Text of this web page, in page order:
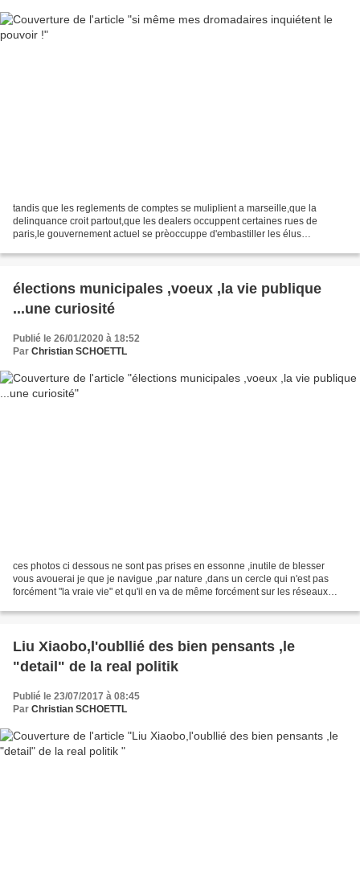
tandis que les reglements de comptes se muliplient a marseille,que la
delinquance croit partout,que les dealers occuppent certaines rues de
paris,le gouvernement actuel se prèoccuppe d'embastiller les élus
élections municipales ,voeux ,la vie publique
...une curiosité
Publié le 26/01/2020 à 18:52
Par Christian SCHOETTL
ces photos ci dessous ne sont pas prises en essonne ,inutile de blesser
vous avouerai je que je navigue ,par nature ,dans un cercle qui n'est pas
forcément "la vraie vie" et qu'il en va de même forcément sur les réseaux
Liu Xiaobo,l'oubllié des bien pensants ,le
"detail" de la real politik
Publié le 23/07/2017 à 08:45
Par Christian SCHOETTL